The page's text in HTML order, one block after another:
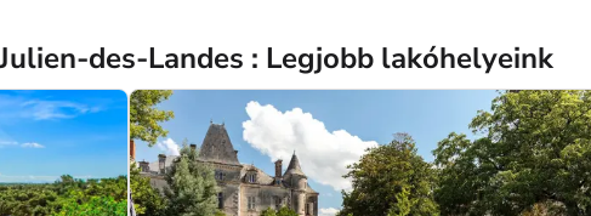
des-Landes : Legjobb lakóhelyeink